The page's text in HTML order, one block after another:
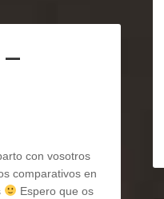
con vosotros
comparativos en
Espero que os